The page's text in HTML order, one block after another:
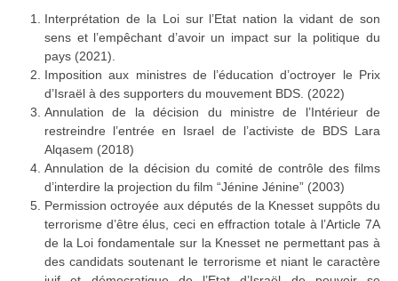
Interprétation de la Loi sur l’Etat nation la vidant de son
sens et l’empêchant d’avoir un impact sur la politique du
pays (2021).
Imposition aux ministres de l’éducation d’octroyer le Prix
d’Israël à des supporters du mouvement BDS. (2022)
Annulation de la décision du ministre de l’Intérieur de
restreindre l’entrée en Israel de l’activiste de BDS Lara
Alqasem (2018)
Annulation de la décision du comité de contrôle des films
d’interdire la projection du film “Jénine Jénine” (2003)
Permission octroyée aux députés de la Knesset suppôts du
terrorisme d’être élus, ceci en effraction totale à l’Article 7A
de la Loi fondamentale sur la Knesset ne permettant pas à
des candidats soutenant le terrorisme et niant le caractère